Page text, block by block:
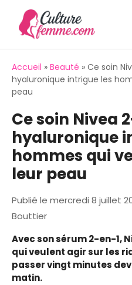
contenu
Accueil » Beauté » Ce soin
hyaluronique intrigue les
peau
Ce soin Nivea
hyaluronique
hommes qui
leur peau
Publié le mercredi 8 juillet
Bouttier
Avec son sérum 2-en-1,
qui veulent agir sur les
passer vingt minutes
matin.